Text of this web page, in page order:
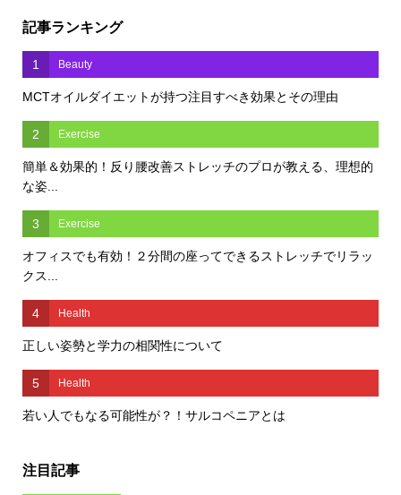
記事ランキング
1 Beauty
MCTオイルダイエットが持つ注目すべき効果とその理由
2 Exercise
簡単＆効果的！反り腰改善ストレッチのプロが教える、理想的
な姿...
3 Exercise
オフィスでも有効！２分間の座ってできるストレッチでリラッ
クス...
4 Health
正しい姿勢と学力の相関性について
5 Health
若い人でもなる可能性が？！サルコペニアとは
注目記事